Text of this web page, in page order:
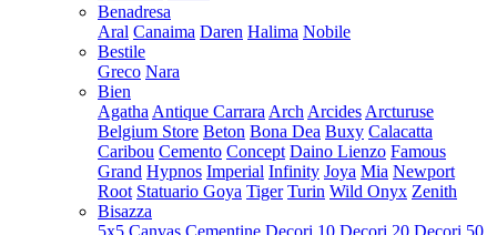
Benadresa
Aral Canaima Daren Halima Nobile
Bestile
Greco Nara
Bien
Agatha Antique Carrara Arch Arcides Arcturuse
Belgium Store Beton Bona Dea Buxy Calacatta
Caribou Cemento Concept Daino Lienzo Famous
Grand Hypnos Imperial Infinity Joya Mia Newport
Root Statuario Goya Tiger Turin Wild Onyx Zenith
Bisazza